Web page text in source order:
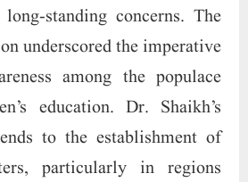
standing concerns. The
underscored the imperative
among the populace
education. Dr. Shaikh’s
to the establishment of
particularly in regions